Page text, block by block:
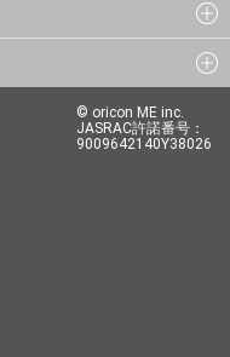
© oricon ME inc.
JASRAC許諾番号：
9009642140Y38026